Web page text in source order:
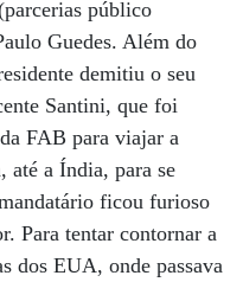
público
Guedes. Além do
demitiu o seu
Santini, que foi
FAB para viajar a
até a Índia, para se
ficou furioso
Para tentar contornar a
dos EUA, onde passava